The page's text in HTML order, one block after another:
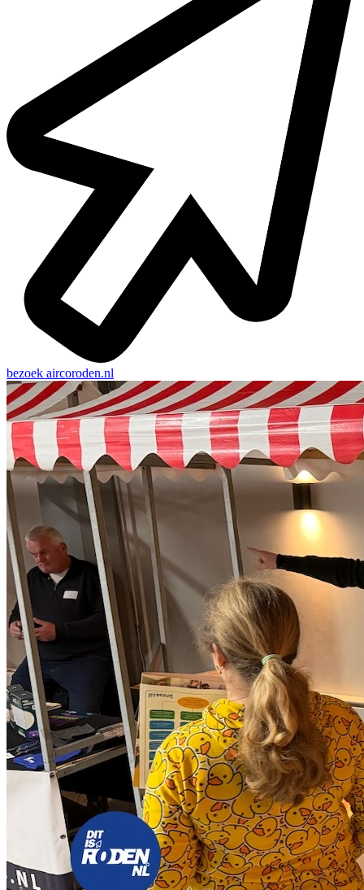
bezoek aircoroden.nl